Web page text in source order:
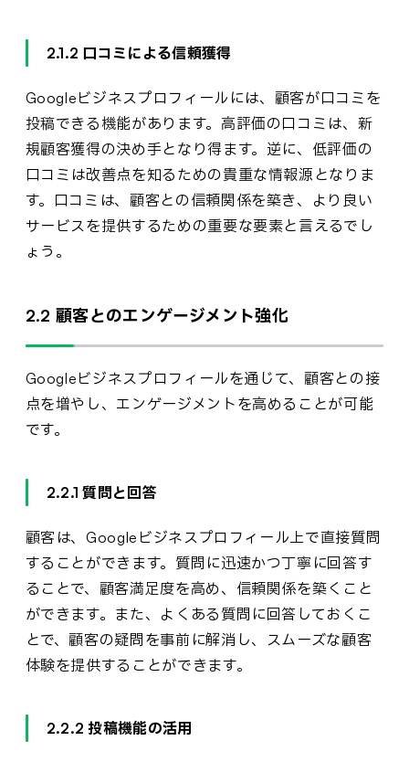
2.1.2 口コミによる信頼獲得
Googleビジネスプロフィールには、顧客が口コミを
投稿できる機能があります。高評価の口コミは、新
規顧客獲得の決め手となり得ます。逆に、低評価の
口コミは改善点を知るための貴重な情報源となりま
す。口コミは、顧客との信頼関係を築き、より良い
サービスを提供するための重要な要素と言えるでし
ょう。
2.2 顧客とのエンゲージメント強化
Googleビジネスプロフィールを通じて、顧客との接
点を増やし、エンゲージメントを高めることが可能
です。
2.2.1 質問と回答
顧客は、Googleビジネスプロフィール上で直接質問
することができます。質問に迅速かつ丁寧に回答す
ることで、顧客満足度を高め、信頼関係を築くこと
ができます。また、よくある質問に回答しておくこ
とで、顧客の疑問を事前に解消し、スムーズな顧客
体験を提供することができます。
2.2.2 投稿機能の活用